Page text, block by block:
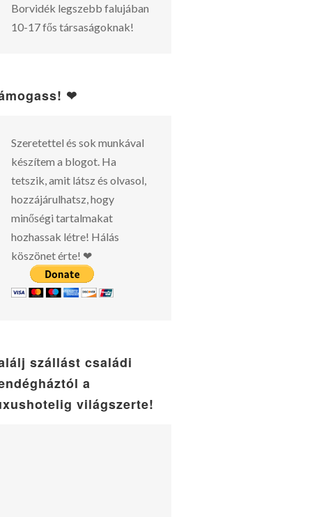
Borvidék legszebb falujában
10-17 fős társaságoknak!
❤
Szeretettel és sok munkával
készítem a blogot. Ha
tetszik, amit látsz és olvasol,
hozzájárulhatsz, hogy
minőségi tartalmakat
hozhassak létre! Hálás
köszönet érte! ❤
szállást családi
a
világszerte!